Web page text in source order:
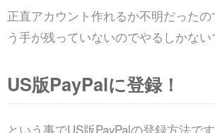
正直アカウント作れるか不明だった
う手が残っていないのでやるしかない
US版PayPalに登録！
という事でUS版PayPalの登録方法です